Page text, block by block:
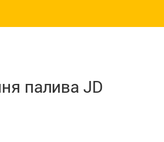
палива JD